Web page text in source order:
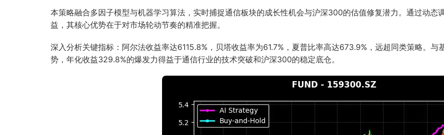
本策略融合多因子模型与机器学习算法，实时捕捉通信板块的成长性机会与沪深300的估值修复潜力。通过动态
益，其核心优势在于对市场轮动节奏的精准把握。
深入分析关键指标：阿尔法收益率达6115.8%，贝塔收益率为61.7%，夏普比率高达673.9%，远超同类策略。
势，年化收益329.8%的爆发力得益于通信行业的技术突破和沪深300的稳定底仓。